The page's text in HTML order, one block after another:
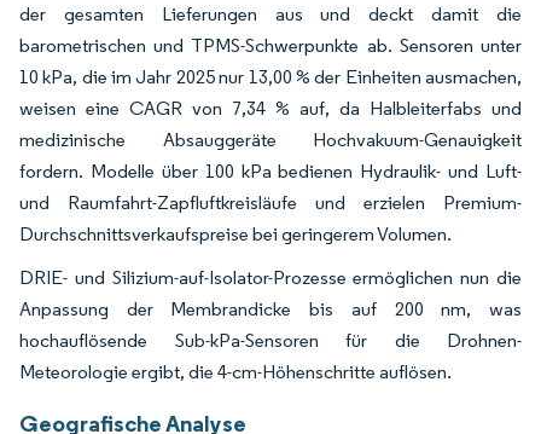
der gesamten Lieferungen aus und deckt damit die
barometrischen und TPMS-Schwerpunkte ab. Sensoren unter
10 kPa, die im Jahr 2025 nur 13,00 % der Einheiten ausmachen,
weisen eine CAGR von 7,34 % auf, da Halbleiterfabs und
medizinische Absauggeräte Hochvakuum-Genauigkeit
fordern. Modelle über 100 kPa bedienen Hydraulik- und Luft-
und Raumfahrt-Zapfluftkreisläufe und erzielen Premium-
Durchschnittsverkaufspreise bei geringerem Volumen.
DRIE- und Silizium-auf-Isolator-Prozesse ermöglichen nun die
Anpassung der Membrandicke bis auf 200 nm, was
hochauflösende Sub-kPa-Sensoren für die Drohnen-
Meteorologie ergibt, die 4-cm-Höhenschritte auflösen.
Geografische Analyse